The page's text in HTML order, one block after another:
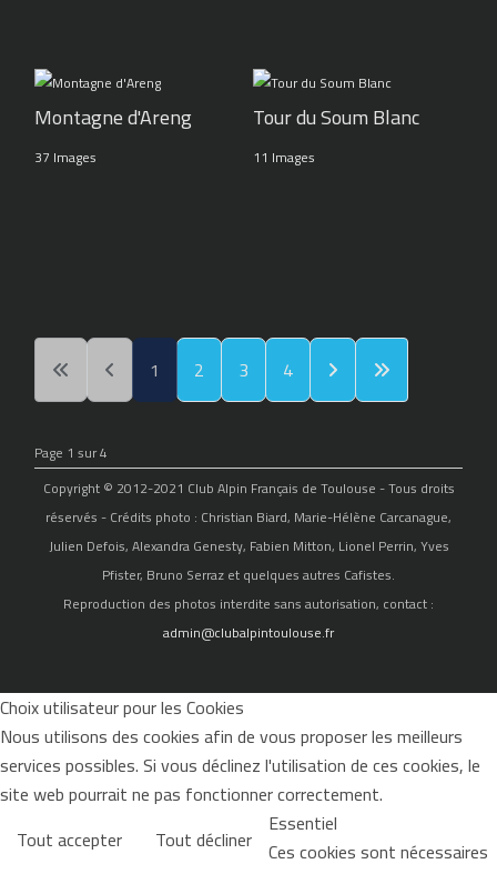
Montagne d'Areng
37 Images
Tour du Soum Blanc
11 Images
1 2 3 4
Page 1 sur 4
Copyright © 2012-2021 Club Alpin Français de Toulouse - Tous droits
réservés - Crédits photo : Christian Biard, Marie-Hélène Carcanague,
Julien Defois, Alexandra Genesty, Fabien Mitton, Lionel Perrin, Yves
Pfister, Bruno Serraz et quelques autres Cafistes.
Reproduction des photos interdite sans autorisation, contact :
admin@clubalpintoulouse.fr
Choix utilisateur pour les Cookies
Nous utilisons des cookies afin de vous proposer les meilleurs
services possibles. Si vous déclinez l'utilisation de ces cookies, le
site web pourrait ne pas fonctionner correctement.
Tout accepter
Tout décliner Essentiel
Ces cookies sont nécessaires